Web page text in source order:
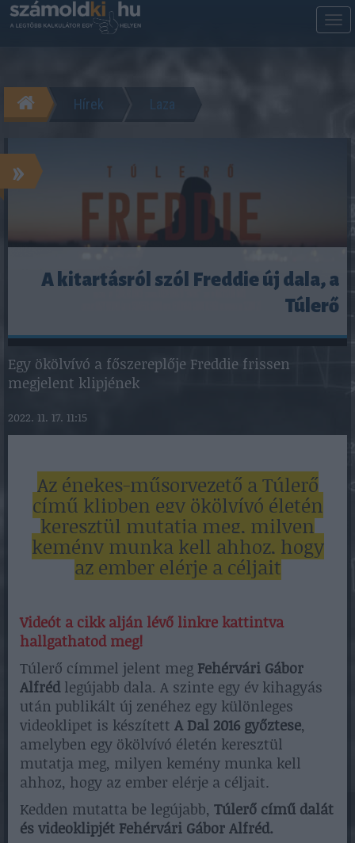
Hírek Laza
»
A kitartásról szól Freddie új dala, a
Túlerő
Egy ökölvívó a főszereplője Freddie frissen
megjelent klipjének
2022. 11. 17. 11:15
Az énekes-műsorvezető a Túlerő
című klipben egy ökölvívó életén
keresztül mutatja meg, milyen
kemény munka kell ahhoz, hogy
az ember elérje a céljait
Videót a cikk alján lévő linkre kattintva
hallgathatod meg!
Túlerő címmel jelent meg Fehérvári Gábor
Alfrédlegújabb dala. A szinte egy év kihagyás
után publikált új zenéhez egy különleges
videoklipet is készített A Dal 2016 győztese,
amelyben egy ökölvívó életén keresztül
mutatja meg, milyen kemény munka kell
ahhoz, hogy az ember elérje a céljait.
Kedden mutatta be legújabb, Túlerő című dalát
és videoklipjét Fehérvári Gábor Alfréd.